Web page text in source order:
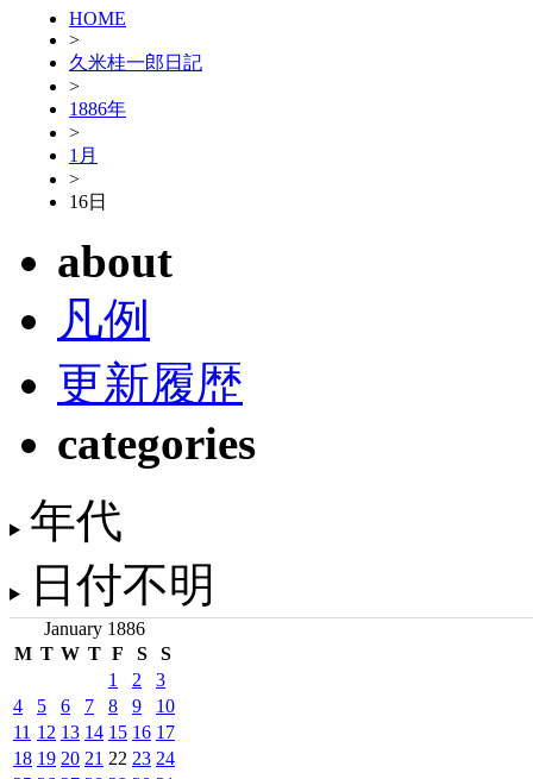
HOME
>
久米桂一郎日記
>
1886年
>
1月
>
16日
about
凡例
更新履歴
categories
年代
日付不明
January 1886
M T W T F S S
1 2
3
4
5 6 7 8 9
10
11 12 13 14 15 16 17
18 19 20 21 22 23 24